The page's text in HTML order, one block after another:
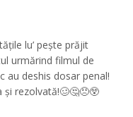
lu’ pește prăjit
urmărind filmul de
au deshis dosar penal!
rezolvată!🥴🤔😠😲